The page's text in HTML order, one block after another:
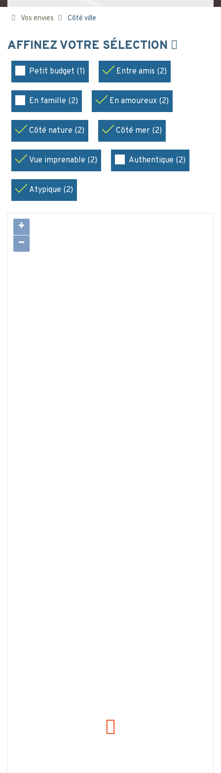
Vos envies Côté ville
AFFINEZ VOTRE SÉLECTION
Petit budget (1) Entre amis (2)
En famille (2) En amoureux (2)
Côté nature (2) Côté mer (2)
Vue imprenable (2) Authentique (2)
Atypique (2)
+
−